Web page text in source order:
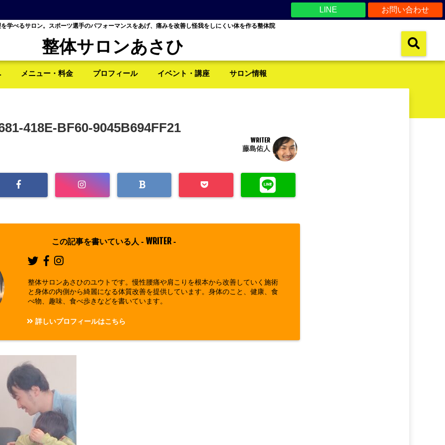
お問い合わせ
LINE
学べるサロン。スポーツ選手のパフォーマンスをあげ、痛みを改善し怪我をしにくい体を作る整体院
整体サロンあさひ
メニュー・料金 プロフィール イベント・講座 サロン情報
418E-BF60-9045B694FF21
WRITER
藤島佑人
この記事を書いている人 - WRITER -
整体サロンあさひのユウトです。慢性腰痛や肩こりを根本から改善していく施術
と身体の内側から綺麗になる体質改善を提供しています。身体のこと、健康、食
べ物、趣味、食べ歩きなどを書いています。
詳しいプロフィールはこちら